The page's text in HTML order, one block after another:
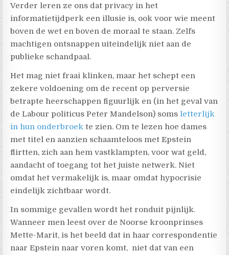
Verder leren ze ons dat privacy in het
informatietijdperk een illusie is, ook voor wie meent
boven de wet en boven de moraal te staan. Zelfs
machtigen ontsnappen uiteindelijk niet aan de
publieke schandpaal.
Het mag niet fraai klinken, maar het schept een
zekere voldoening om de recent op perversie
betrapte heerschappen figuurlijk en (in het geval van
de Labour politicus Peter Mandelson) soms letterlijk
in hun onderbroek te zien. Om te lezen hoe dames
met titel en aanzien schaamteloos met Epstein
flirtten, zich aan hem vastklampten, voor wat geld,
aandacht of toegang tot het juiste netwerk. Niet
omdat het vermakelijk is, maar omdat hypocrisie
eindelijk zichtbaar wordt.
In sommige gevallen wordt het ronduit pijnlijk.
Wanneer men leest over de Noorse kroonprinses
Mette-Marit, is het beeld dat in haar correspondentie
naar Epstein naar voren komt, niet dat van een